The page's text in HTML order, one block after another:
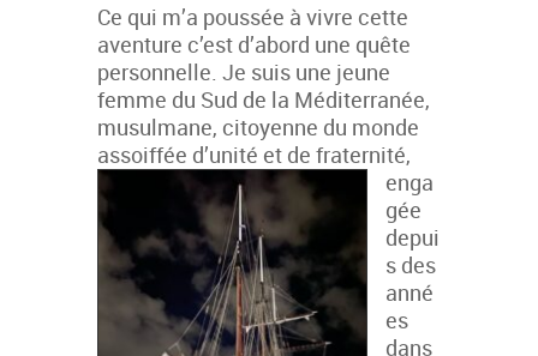
Ce qui m’a poussée à vivre cette
aventure c’est d’abord une quête
personnelle. Je suis une jeune
femme du Sud de la Méditerranée,
musulmane, citoyenne du monde
assoiffée d’unité et de fraternité,
enga
gée
depui
s des
anné
es
dans